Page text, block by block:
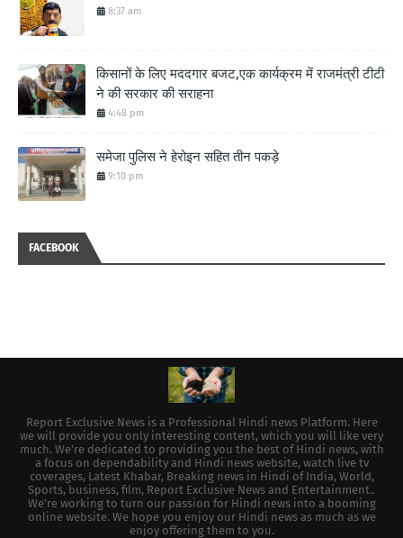
8:37 am
किसानों के लिए मददगार बजट,एक कार्यक्रम में राजमंत्री टीटी
ने की सरकार की सराहना
4:48 pm
समेजा पुलिस ने हेरोइन सहित तीन पकड़े
9:10 pm
FACEBOOK
Report Exclusive News is a Professional Hindi news Platform. Here
we will provide you only interesting content, which you will like very
much. We're dedicated to providing you the best of Hindi news, with
a focus on dependability and Hindi news website, watch live tv
coverages, Latest Khabar, Breaking news in Hindi of India, World,
Sports, business, film, Report Exclusive News and Entertainment..
We're working to turn our passion for Hindi news into a booming
online website. We hope you enjoy our Hindi news as much as we
enjoy offering them to you.